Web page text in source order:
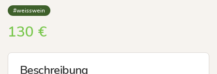
#weisswein
130 €
Beschreibung